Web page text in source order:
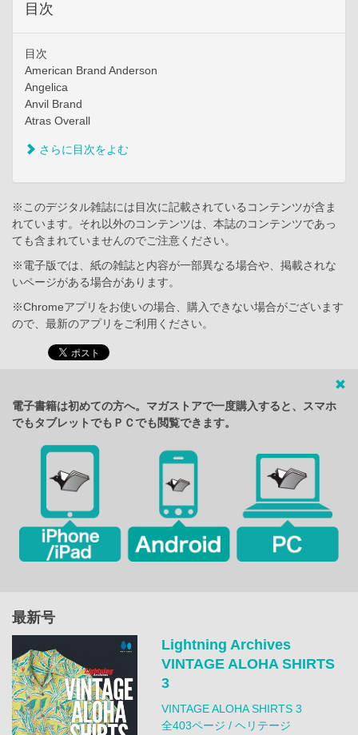
目次
目次
American Brand Anderson
Angelica
Anvil Brand
Atras Overall
さらに目次をよむ
※このデジタル雑誌には目次に記載されているコンテンツが含ま
れています。それ以外のコンテンツは、本誌のコンテンツであっ
ても含まれていませんのでご注意ください。
※電子版では、紙の雑誌と内容が一部異なる場合や、掲載されな
いページがある場合があります。
※Chromeアプリをお使いの場合、購入できない場合がございます
ので、最新のアプリをご利用ください。
電子書籍は初めての方へ。マガストアで一度購入すると、スマホ
でもタブレットでもＰＣでも閲覧できます。
最新号
Lightning Archives
VINTAGE ALOHA SHIRTS
3
VINTAGE ALOHA SHIRTS 3
全403ページ / ヘリテージ